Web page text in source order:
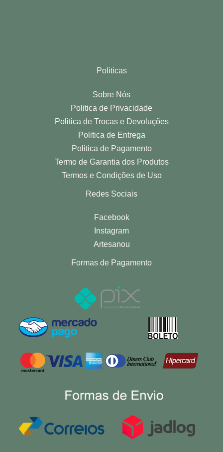
Politicas
Sobre Nós
Politica de Privacidade
Politica de Trocas e Devoluções
Politica de Entrega
Politica de Pagamento
Termo de Garantia dos Produtos
Termos e Condições de Uso
Redes Sociais
Facebook
Instagram
Artesanou
Formas de Pagamento